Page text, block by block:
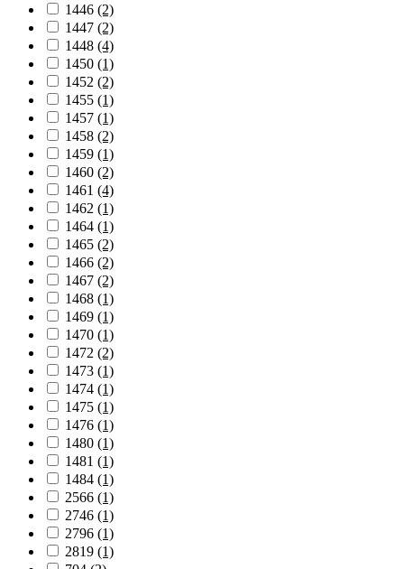
1446 (2)
1447 (2)
1448 (4)
1450 (1)
1452 (2)
1455 (1)
1457 (1)
1458 (2)
1459 (1)
1460 (2)
1461 (4)
1462 (1)
1464 (1)
1465 (2)
1466 (2)
1467 (2)
1468 (1)
1469 (1)
1470 (1)
1472 (2)
1473 (1)
1474 (1)
1475 (1)
1476 (1)
1480 (1)
1481 (1)
1484 (1)
2566 (1)
2746 (1)
2796 (1)
2819 (1)